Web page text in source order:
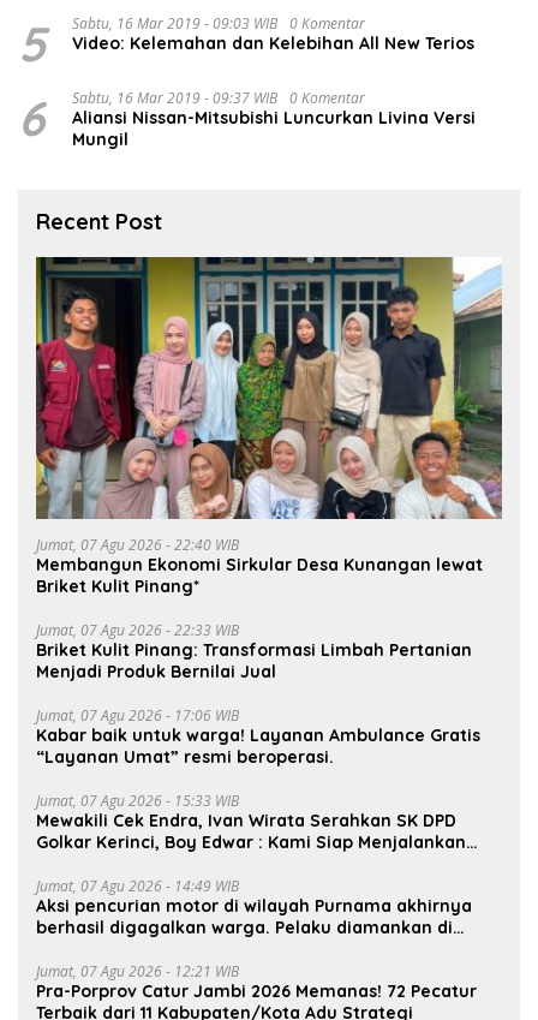
5 Sabtu, 16 Mar 2019 - 09:03 WIB 0 Komentar
Video: Kelemahan dan Kelebihan All New Terios
6 Sabtu, 16 Mar 2019 - 09:37 WIB 0 Komentar
Aliansi Nissan-Mitsubishi Luncurkan Livina Versi
Mungil
Recent Post
Jumat, 07 Agu 2026 - 22:40 WIB
Membangun Ekonomi Sirkular Desa Kunangan lewat
Briket Kulit Pinang*
Jumat, 07 Agu 2026 - 22:33 WIB
Briket Kulit Pinang: Transformasi Limbah Pertanian
Menjadi Produk Bernilai Jual
Jumat, 07 Agu 2026 - 17:06 WIB
Kabar baik untuk warga! Layanan Ambulance Gratis
“Layanan Umat” resmi beroperasi.
Jumat, 07 Agu 2026 - 15:33 WIB
Mewakili Cek Endra, Ivan Wirata Serahkan SK DPD
Golkar Kerinci, Boy Edwar : Kami Siap Menjalankan
Jumat, 07 Agu 2026 - 14:49 WIB
Aksi pencurian motor di wilayah Purnama akhirnya
berhasil digagalkan warga. Pelaku diamankan di
Jumat, 07 Agu 2026 - 12:21 WIB
Pra-Porprov Catur Jambi 2026 Memanas! 72 Pecatur
Terbaik dari 11 Kabupaten/Kota Adu Strategi